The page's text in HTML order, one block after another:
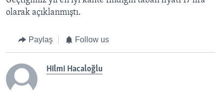
olarak açıklanmıştı.
Paylaş Follow us
Hilmi Hacaloğlu